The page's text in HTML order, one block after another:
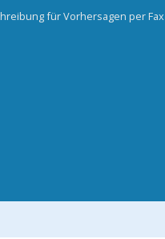
für Vorhersagen per Fax